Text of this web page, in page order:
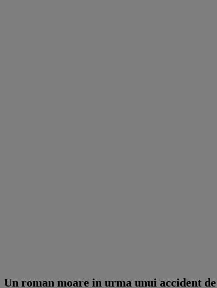
Un roman moare in urma unui accident de